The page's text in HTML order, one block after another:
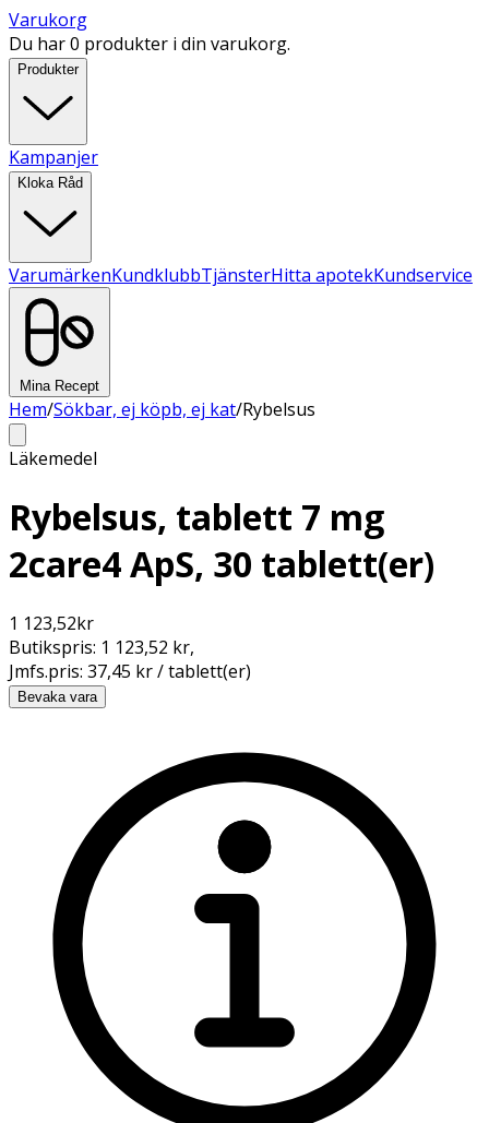
Varukorg
Du har 0 produkter i din varukorg.
Produkter
Kampanjer
Kloka Råd
VarumärkenKundklubbTjänsterHitta apotekKundservice
Mina Recept
Hem/Sökbar, ej köpb, ej kat/Rybelsus
Läkemedel
Rybelsus, tablett 7 mg
2care4 ApS, 30 tablett(er)
1 123,52kr
Butikspris: 1 123,52 kr,
Jmfs.pris: 37,45 kr / tablett(er)
Bevaka vara